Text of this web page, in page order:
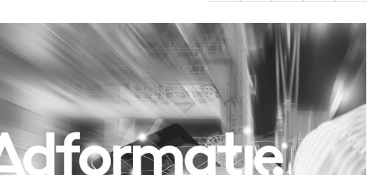
Gedragsverandering
Influencer marketing
Interne communicatie
Martech
Purpose Marketing
Reputatie & crisis